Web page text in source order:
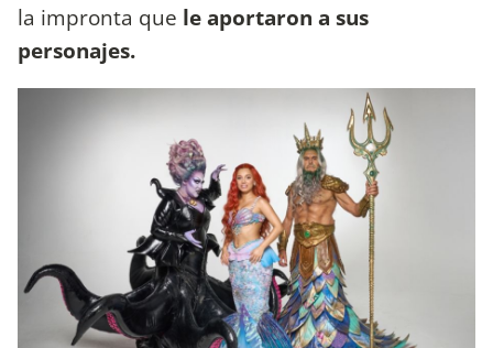
la impronta que le aportaron a sus
personajes.